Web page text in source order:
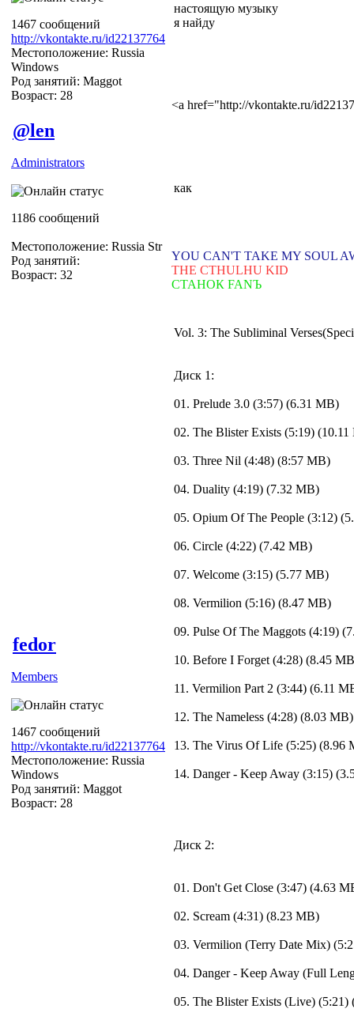
1467 сообщений
http://vkontakte.ru/id22137764
Местоположение: Russia
Windows
Род занятий: Maggot
Возраст: 28
настоящую музыку
я найду
<a href="http://vkontakte.ru/
@len
Administrators
1186 сообщений
Местоположение: Russia Str
Род занятий:
Возраст: 32
как
YOU CAN'T TAKE MY SOUL
THE CTHULHU KID
СТАНОК FANЪ
fedor
Members
1467 сообщений
http://vkontakte.ru/id22137764
Местоположение: Russia
Windows
Род занятий: Maggot
Возраст: 28
Vol. 3: The Subliminal
Диск 1:
01. Prelude 3.0 (3:57) (6.31 MB)
02. The Blister Exists (5:19)
03. Three Nil (4:48) (8:57 MB)
04. Duality (4:19) (7.32 MB)
05. Opium Of The People (3:12)
06. Circle (4:22) (7.42 MB)
07. Welcome (3:15) (5.77 MB)
08. Vermilion (5:16) (8.47 MB)
09. Pulse Of The Maggots (4:19)
10. Before I Forget (4:28) (8.45
11. Vermilion Part 2 (3:44) (6.11
12. The Nameless (4:28) (8.03 MB)
13. The Virus Of Life (5:25) (8.96
14. Danger - Keep Away (3:15)
Диск 2:
01. Don't Get Close (3:47) (4.63
02. Scream (4:31) (8.23 MB)
03. Vermilion (Terry Date Mix)
04. Danger - Keep Away (Full
05. The Blister Exists (Live) (5:21)